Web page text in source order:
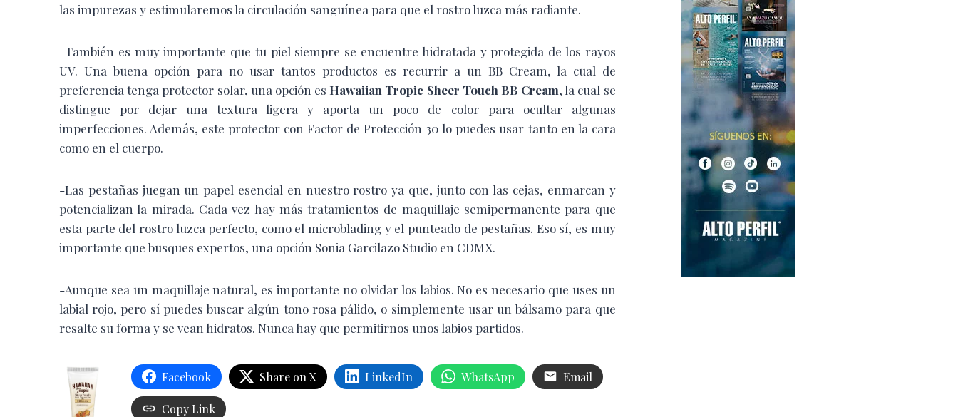
las impurezas y estimularemos la circulación sanguínea para que el rostro luzca más radiante.
-También es muy importante que tu piel siempre se encuentre hidratada y protegida de los rayos
UV. Una buena opción para no usar tantos productos es recurrir a un BB Cream, la cual de
preferencia tenga protector solar, una opción es Hawaiian Tropic Sheer Touch BB Cream, la cual se
distingue por dejar una textura ligera y aporta un poco de color para ocultar algunas
imperfecciones. Además, este protector con Factor de Protección 30 lo puedes usar tanto en la cara
como en el cuerpo.
-Las pestañas juegan un papel esencial en nuestro rostro ya que, junto con las cejas, enmarcan y
potencializan la mirada. Cada vez hay más tratamientos de maquillaje semipermanente para que
esta parte del rostro luzca perfecto, como el microblading y el punteado de pestañas. Eso sí, es muy
importante que busques expertos, una opción Sonia Garcilazo Studio en CDMX.
-Aunque sea un maquillaje natural, es importante no olvidar los labios. No es necesario que uses un
labial rojo, pero sí puedes buscar algún tono rosa pálido, o simplemente usar un bálsamo para que
resalte su forma y se vean hidratos. Nunca hay que permitirnos unos labios partidos.
Facebook Share on X LinkedIn WhatsApp Email
Copy Link